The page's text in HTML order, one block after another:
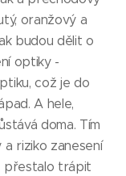
oranžový a
budou dělit o
optiky -
což je do
A hele,
doma. Tím
riziko zanesení
přestalo trápit